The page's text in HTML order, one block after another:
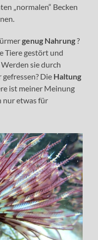
„normalen“ Becken
genug Nahrung?
Tiere gestört und
sie durch
Die Haltung
ist meiner Meinung
nur etwas für